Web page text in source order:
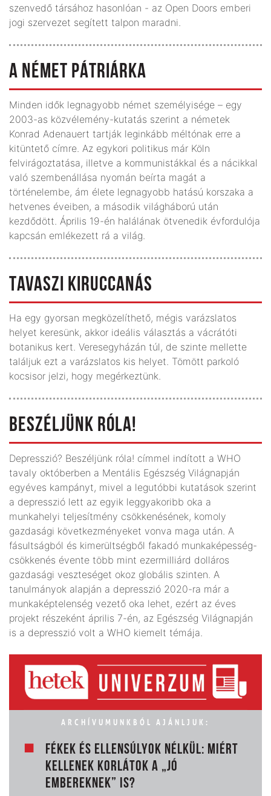
szenvedő társához hasonlóan - az Open Doors emberi
jogi szervezet segített talpon maradni.
A NÉMET PÁTRIÁRKA
Minden idők legnagyobb német személyisége – egy
2003-as közvélemény-kutatás szerint a németek
Konrad Adenauert tartják leginkább méltónak erre a
kitüntető címre. Az egykori politikus már Köln
felvirágoztatása, illetve a kommunistákkal és a nácikkal
való szembenállása nyomán beírta magát a
történelembe, ám élete legnagyobb hatású korszaka a
hetvenes éveiben, a második világháború után
kezdődött. Április 19-én halálának ötvenedik évfordulója
kapcsán emlékezett rá a világ.
TAVASZI KIRUCCANÁS
Ha egy gyorsan megközelíthető, mégis varázslatos
helyet keresünk, akkor ideális választás a vácrátóti
botanikus kert. Veresegyházán túl, de szinte mellette
találjuk ezt a varázslatos kis helyet. Tömött parkoló
kocsisor jelzi, hogy megérkeztünk.
BESZÉLJÜNK RÓLA!
Depresszió? Beszéljünk róla! címmel indított a WHO
tavaly októberben a Mentális Egészség Világnapján
egyéves kampányt, mivel a legutóbbi kutatások szerint
a depresszió lett az egyik leggyakoribb oka a
munkahelyi teljesítmény csökkenésének, komoly
gazdasági következményeket vonva maga után. A
fásultságból és kimerültségből fakadó munkaképesség-
csökkenés évente több mint ezermilliárd dolláros
gazdasági veszteséget okoz globális szinten. A
tanulmányok alapján a depresszió 2020-ra már a
munkaképtelenség vezető oka lehet, ezért az éves
projekt részeként április 7-én, az Egészség Világnapján
is a depresszió volt a WHO kiemelt témája.
ARCHÍVUMUNKBÓL AJÁNLJUK:
FÉKEK ÉS ELLENSÚLYOK NÉLKÜL: MIÉRT
KELLENEK KORLÁTOK A „JÓ
EMBEREKNEK” IS?